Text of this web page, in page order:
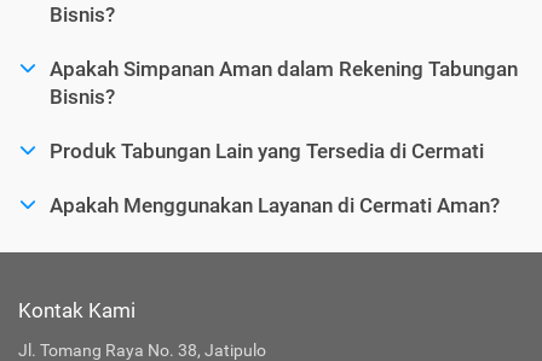
Bisnis?
Apakah Simpanan Aman dalam Rekening Tabungan
Bisnis?
Produk Tabungan Lain yang Tersedia di Cermati
Apakah Menggunakan Layanan di Cermati Aman?
Kontak Kami
Jl. Tomang Raya No. 38, Jatipulo